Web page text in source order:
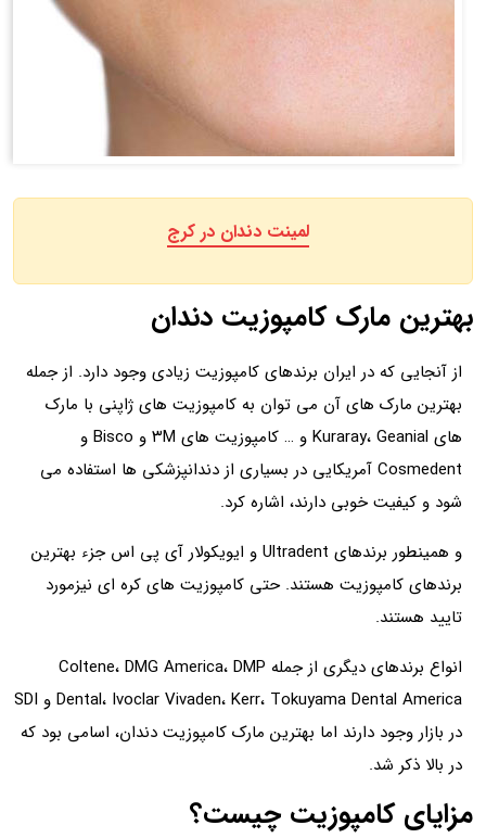
لمینت دندان در کرج
بهترین مارک کامپوزیت دندان
از آنجایی که در ایران برندهای کامپوزیت زیادی وجود دارد. از جمله
بهترین مارک های آن می توان به کامپوزیت های ژاپنی با مارک
های Kuraray، Geanial و … کامپوزیت های ۳M و Bisco و
Cosmedent آمریکایی در بسیاری از دندانپزشکی ها استفاده می
شود و کیفیت خوبی دارند، اشاره کرد.
و همینطور برندهای Ultradent و ایویکولار آی پی اس جزء بهترین
برندهای کامپوزیت هستند. حتی کامپوزیت های کره ای نیزمورد
تایید هستند.
انواع برندهای دیگری از جمله Coltene، DMG America، DMP
Dental، Ivoclar Vivaden، Kerr، Tokuyama Dental America و SDI
در بازار وجود دارند اما بهترین مارک کامپوزیت دندان، اسامی بود که
در بالا ذکر شد.
مزایای کامپوزیت چیست؟